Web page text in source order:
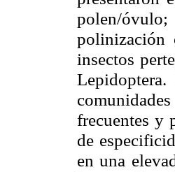
polen/óvulo;
polinización
insectos
Lepidoptera.
frecuentes y
de
en una